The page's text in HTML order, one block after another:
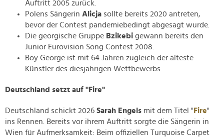
Auftritt 2005 zurück.
Polens Sängerin Alicja sollte bereits 2020 antreten,
bevor der Contest pandemiebedingt abgesagt wurde.
Die georgische Gruppe Bzikebi gewann bereits den
Junior Eurovision Song Contest 2008.
Boy George ist mit 64 Jahren zugleich der älteste
Künstler des diesjährigen Wettbewerbs.
Deutschland setzt auf "Fire"
Deutschland schickt 2026 Sarah Engels mit dem Titel " Fire"
ins Rennen. Bereits vor ihrem Auftritt sorgte die Sängerin in
Wien für Aufmerksamkeit: Beim offiziellen Turquoise Carpet